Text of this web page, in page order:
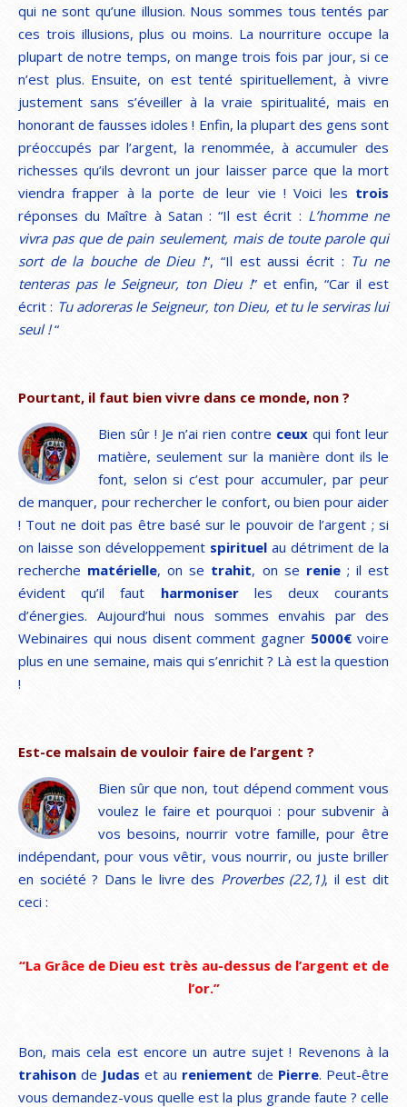
qui ne sont qu’une illusion. Nous sommes tous tentés par
ces trois illusions, plus ou moins. La nourriture occupe la
plupart de notre temps, on mange trois fois par jour, si ce
n’est plus. Ensuite, on est tenté spirituellement, à vivre
justement sans s’éveiller à la vraie spiritualité, mais en
honorant de fausses idoles ! Enfin, la plupart des gens sont
préoccupés par l’argent, la renommée, à accumuler des
richesses qu’ils devront un jour laisser parce que la mort
viendra frapper à la porte de leur vie ! Voici les trois
réponses du Maître à Satan : “Il est écrit : L’homme ne
vivra pas que de pain seulement, mais de toute parole qui
sort de la bouche de Dieu !“, “Il est aussi écrit : Tu ne
tenteras pas le Seigneur, ton Dieu !” et enfin, “Car il est
écrit : Tu adoreras le Seigneur, ton Dieu, et tu le serviras lui
seul !“
Pourtant, il faut bien vivre dans ce monde, non ?
Bien sûr ! Je n’ai rien contre ceux qui font leur
matière, seulement sur la manière dont ils le
font, selon si c’est pour accumuler, par peur
de manquer, pour rechercher le confort, ou bien pour aider
! Tout ne doit pas être basé sur le pouvoir de l’argent ; si
on laisse son développement spirituel au détriment de la
recherche matérielle, on se trahit, on se renie ; il est
évident qu’il faut harmoniser les deux courants
d’énergies. Aujourd’hui nous sommes envahis par des
Webinaires qui nous disent comment gagner 5000€ voire
plus en une semaine, mais qui s’enrichit ? Là est la question
!
Est-ce malsain de vouloir faire de l’argent ?
Bien sûr que non, tout dépend comment vous
voulez le faire et pourquoi : pour subvenir à
vos besoins, nourrir votre famille, pour être
indépendant, pour vous vêtir, vous nourrir, ou juste briller
en société ? Dans le livre des Proverbes (22,1), il est dit
ceci :
“La Grâce de Dieu est très au-dessus de l’argent et de
l’or.”
Bon, mais cela est encore un autre sujet ! Revenons à la
trahison de Judas et au reniement de Pierre. Peut-être
vous demandez-vous quelle est la plus grande faute ? celle